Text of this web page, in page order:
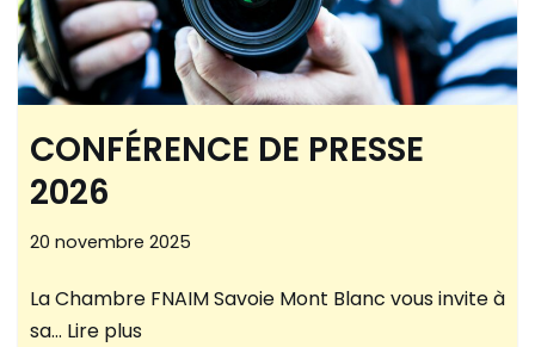
CONFÉRENCE DE PRESSE
2026
20 novembre 2025
La Chambre FNAIM Savoie Mont Blanc vous invite à
sa… Lire plus